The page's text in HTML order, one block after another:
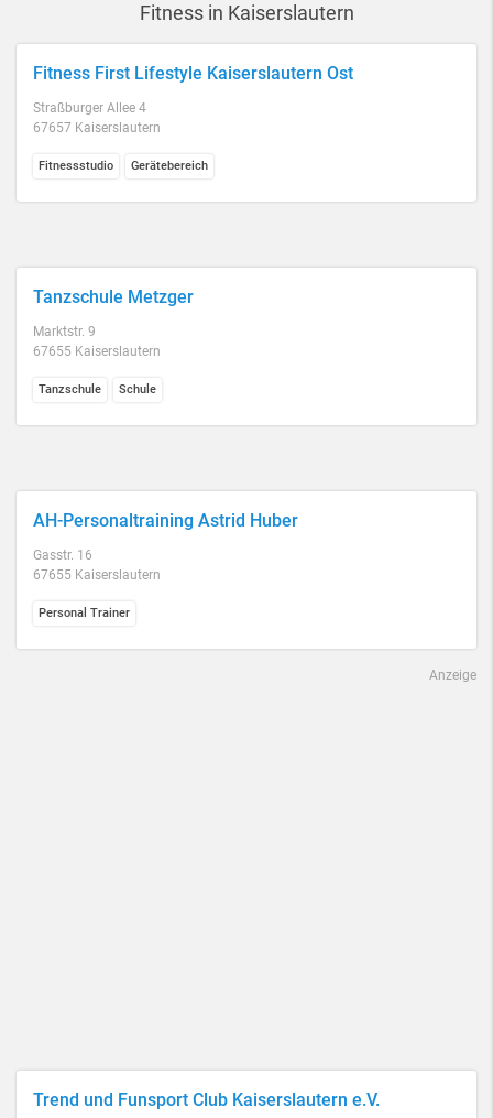
Fitness in Kaiserslautern
Fitness First Lifestyle Kaiserslautern Ost
Straßburger Allee 4
67657 Kaiserslautern
Fitnessstudio Gerätebereich
Tanzschule Metzger
Marktstr. 9
67655 Kaiserslautern
Tanzschule Schule
AH-Personaltraining Astrid Huber
Gasstr. 16
67655 Kaiserslautern
Personal Trainer
Anzeige
Trend und Funsport Club Kaiserslautern e.V.